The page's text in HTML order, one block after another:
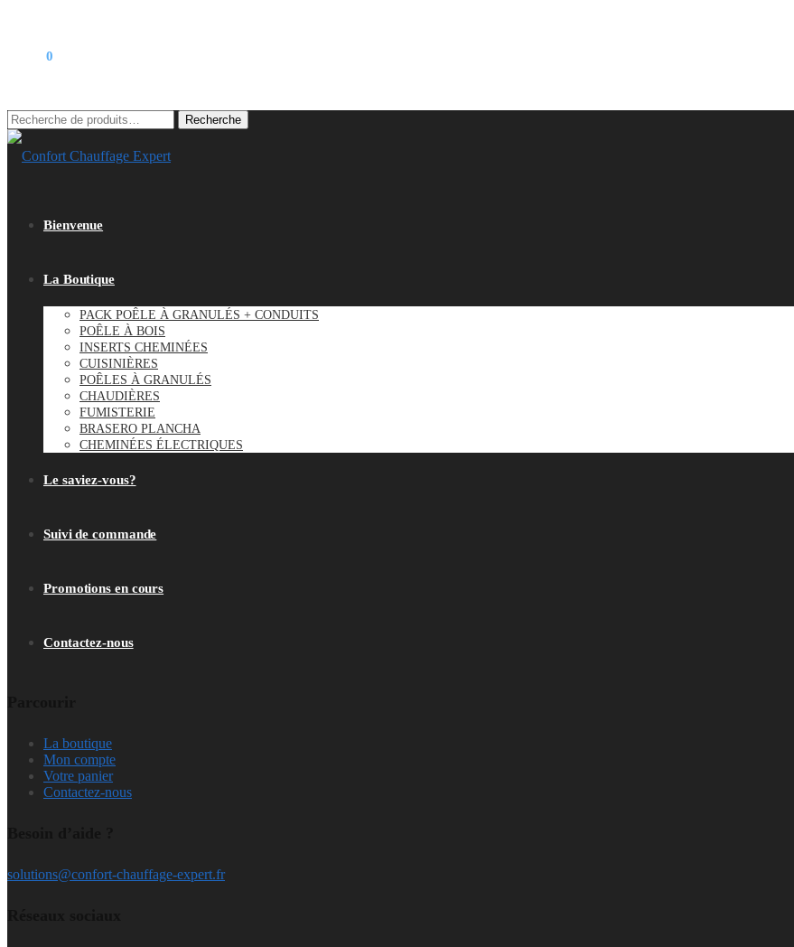
0
Recherche
pour :
Recherche
Bienvenue
La Boutique
PACK POÊLE À GRANULÉS + CONDUITS
POÊLE À BOIS
INSERTS CHEMINÉES
CUISINIÈRES
POÊLES À GRANULÉS
CHAUDIÈRES
FUMISTERIE
BRASERO PLANCHA
CHEMINÉES ÉLECTRIQUES
Le saviez-vous?
Suivi de commande
Promotions en cours
Contactez-nous
La boutique
Mon compte
Votre panier
Contactez-nous
solutions@confort-chauffage-expert.fr